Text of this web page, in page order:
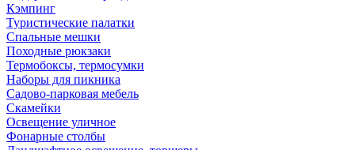
Кэмпинг
Туристические палатки
Спальные мешки
Походные рюкзаки
Термобоксы, термосумки
Наборы для пикника
Садово-парковая мебель
Скамейки
Освещение уличное
Фонарные столбы